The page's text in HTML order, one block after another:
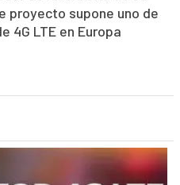
proyecto supone uno de
4G LTE en Europa